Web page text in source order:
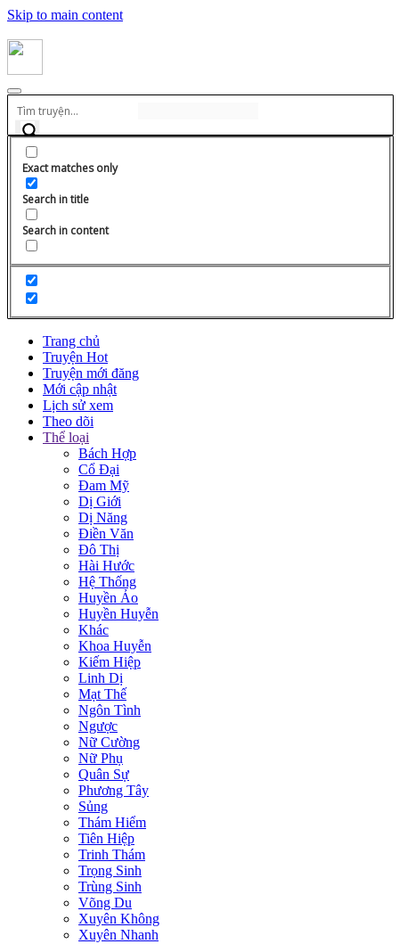
Skip to main content
Exact matches only
Search in title
Search in content
Trang chủ
Truyện Hot
Truyện mới đăng
Mới cập nhật
Lịch sử xem
Theo dõi
Thể loại
Bách Hợp
Cổ Đại
Đam Mỹ
Dị Giới
Dị Năng
Điền Văn
Đô Thị
Hài Hước
Hệ Thống
Huyền Ảo
Huyền Huyễn
Khác
Khoa Huyễn
Kiếm Hiệp
Linh Dị
Mạt Thế
Ngôn Tình
Ngược
Nữ Cường
Nữ Phụ
Quân Sự
Phương Tây
Sủng
Thám Hiểm
Tiên Hiệp
Trinh Thám
Trọng Sinh
Trùng Sinh
Võng Du
Xuyên Không
Xuyên Nhanh